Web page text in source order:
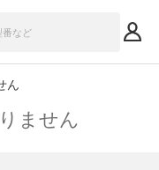
ん
ません